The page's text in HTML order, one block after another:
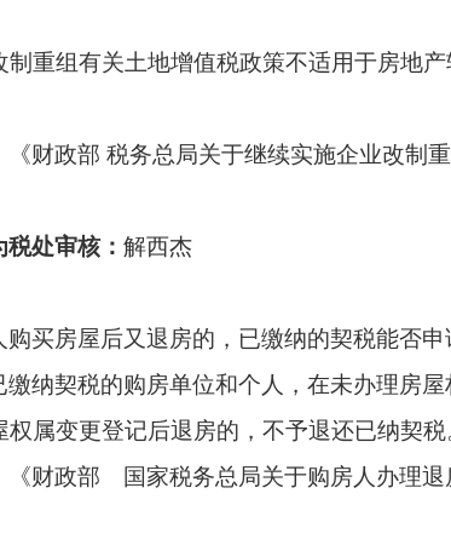
组有关土地增值税政策不适用于房地产
《财政部 税务总局关于继续实施企业改制
税处审核： 解西杰
购买房屋后又退房的，已缴纳的契税能否申
缴纳契税的购房单位和个人，在未办理房
属变更登记后退房的，不予退还已纳契税
《财政部 国家税务总局关于购房人办理退